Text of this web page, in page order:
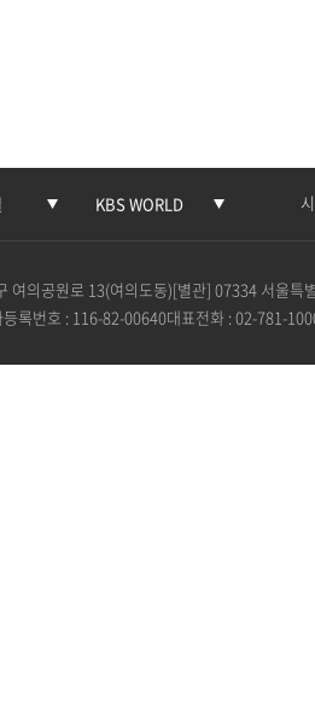
KBS WORLD
여의공원로 13(여의도동)[별관] 07334 서울특
록번호 : 116-82-00640대표전화 : 02-781-